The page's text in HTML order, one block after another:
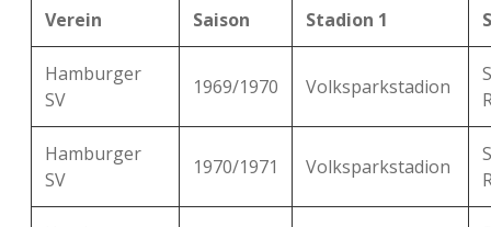
Verein Saison Stadion 1
Hamburger
SV
1969/1970 Volksparkstadion
Hamburger
SV
1970/1971 Volksparkstadion